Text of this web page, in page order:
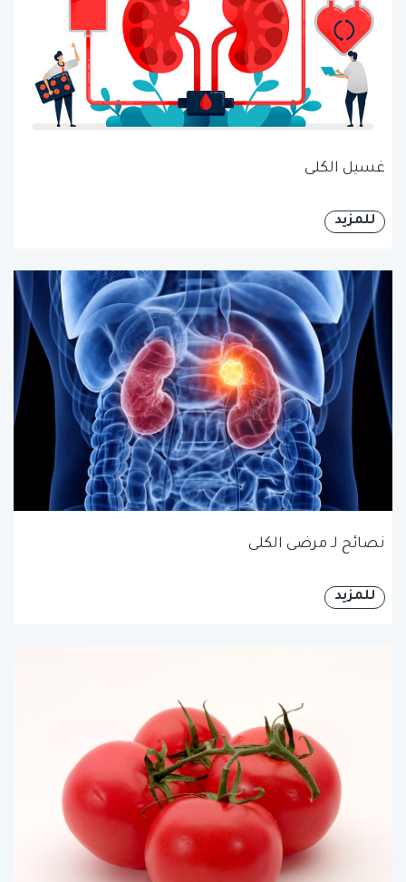
غسيل الكلى
للمزيد
نصائح لـ مرضى الكلى
للمزيد